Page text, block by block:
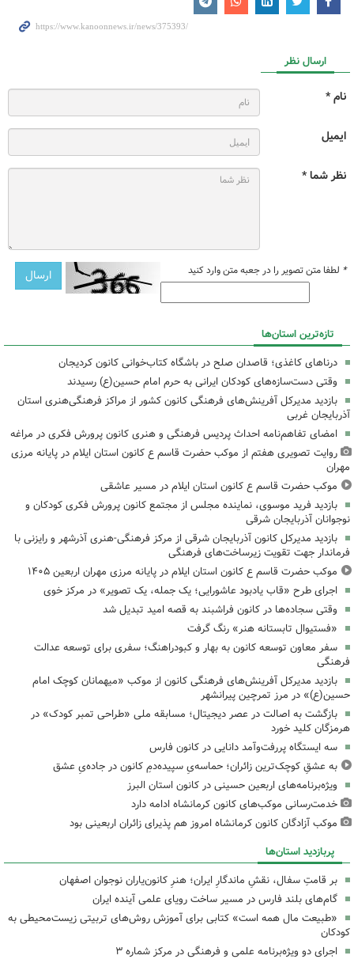
ارسال نظر
نام *
ایمیل
نظر شما *
* لطفا متن تصویر را در جعبه متن وارد کنید
تازه‌ترین استان‌ها
درناهای کاغذی؛ قاصدان صلح در باشگاه کتاب‌خوانی کانون کردیجان
وقتی دست‌سازه‌های کودکان ایرانی به حرم امام حسین(ع) رسیدند
بازدید مدیرکل آفرینش‌های فرهنگی کانون کشور از مراکز فرهنگی‌هنری استان
آذربایجان غربی
امضای تفاهم‌نامه احداث پردیس فرهنگی و هنری کانون پرورش فکری در مراغه
روایت تصویری هفتم از موکب حضرت قاسم ع کانون استان ایلام در پایانه مرزی
مهران
موکب حضرت قاسم ع کانون استان ایلام در مسیر عاشقی
بازدید فرید موسوی، نماینده مجلس از مجتمع کانون پرورش فکری کودکان و
نوجوانان آذربایجان شرقی
بازدید مدیرکل کانون آذربایجان شرقی از مرکز فرهنگی‌-هنری آذرشهر و رایزنی با
فرماندار جهت تقویت زیرساخت‌های فرهنگی
موکب حضرت قاسم ع کانون استان ایلام در پایانه مرزی مهران اربعین ۱۴۰۵
اجرای طرح «قاب یادبود عاشورایی؛ یک جمله، یک تصویر» در مرکز خوی
وقتی سجاده‌ها در کانون فراشبند به قصه امید تبدیل شد
«فستیوال تابستانه هنر» رنگ گرفت
سفر معاون توسعه کانون به بهار و کبودراهنگ؛ سفری برای توسعه عدالت
فرهنگی
بازدید مدیرکل آفرینش‌های فرهنگی کانون از موکب «میهمانان کوچک امام
حسین(ع)» در مرز تمرچین پیرانشهر
بازگشت به اصالت در عصر دیجیتال؛ مسابقه ملی «طراحی تمبر کودک» در
هرمزگان کلید خورد
سه ایستگاه پررفت‌وآمد دانایی در کانون فارس
به عشقِ کوچک‌ترین زائران؛ حماسه‌یِ سپیده‌دمِ کانون در جاده‌یِ عشق
ویژه‌برنامه‌های اربعین حسینی در کانون استان البرز
خدمت‌رسانی موکب‌های کانون کرمانشاه ادامه دارد
موکب آزادگان کانون کرمانشاه امروز هم پذیرای زائران اربعینی بود
پربازدید استان‌ها
بر قامتِ سفال، نقشِ ماندگارِ ایران؛ هنرِ کانون‌یاران نوجوان اصفهان
گام‌های بلند فارس در مسیر ساخت رویای علمی آینده ایران
«طبیعت مال همه است» کتابی برای آموزش روش‌های تربیتی زیست‌محیطی به
کودکان
اجرای دو ویژه‌برنامه علمی و فرهنگی در مرکز شماره ۳